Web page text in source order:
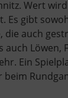
Wert
Es gibt
die auch
auch Löwen,
Ein
beim